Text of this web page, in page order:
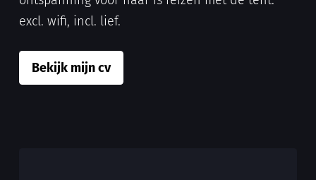
excl. wifi, incl. lief.
Bekijk mijn cv